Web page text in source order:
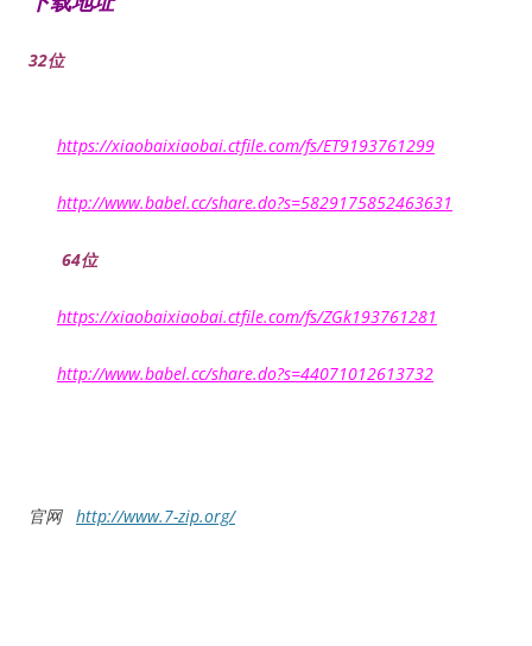
32位
https://xiaobaixiaobai.ctfile.com/fs/ET9193761299
http://www.babel.cc/share.do?s=5829175852463631
64位
https://xiaobaixiaobai.ctfile.com/fs/ZGk193761281
http://www.babel.cc/share.do?s=44071012613732
官网 http://www.7-zip.org/